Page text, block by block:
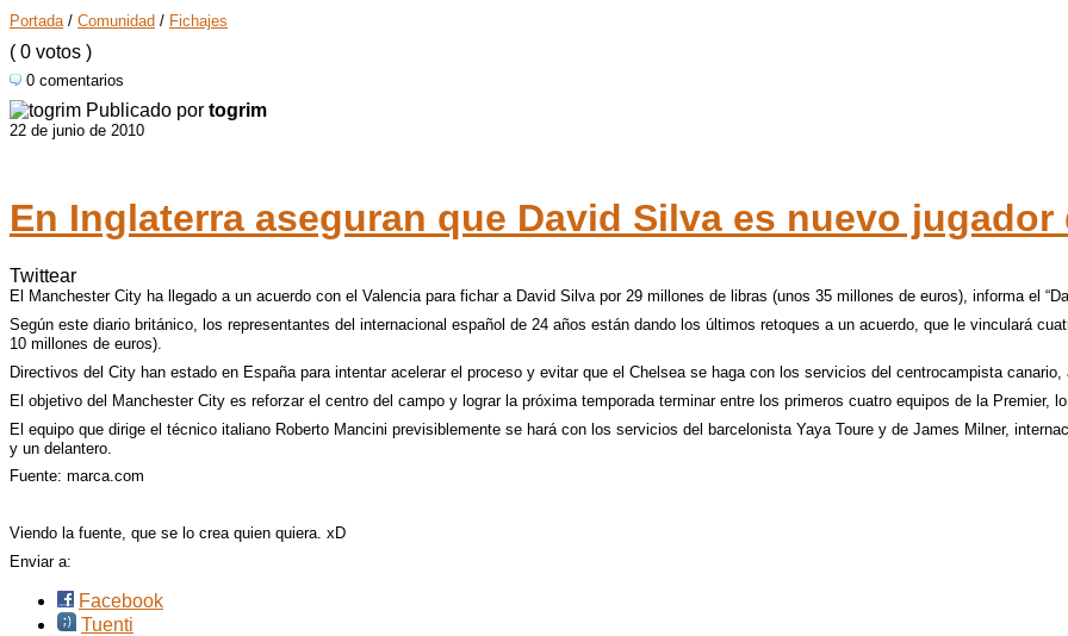
Portada/ Comunidad / Fichajes
( 0 votos )
0 comentarios
Publicado por togrim
22 de junio de 2010
En Inglaterra aseguran que David Silva es nuevo
Twittear
El Manchester City ha llegado a un acuerdo con el Valencia para fichar a David Silva por 29 millones de libras (unos 35 millones de euros), informa el
Según este diario británico, los representantes del internacional español de 24 años están dando los últimos retoques a un acuerdo, que le vinculará
10 millones de euros).
Directivos del City han estado en España para intentar acelerar el proceso y evitar que el Chelsea se haga con los servicios del centrocampista canario,
El objetivo del Manchester City es reforzar el centro del campo y lograr la próxima temporada terminar entre los primeros cuatro equipos de la Premier,
El equipo que dirige el técnico italiano Roberto Mancini previsiblemente se hará con los servicios del barcelonista Yaya Toure y de James Milner,
y un delantero.
Fuente: marca.com
Viendo la fuente, que se lo crea quien quiera. xD
Enviar a:
Facebook
Tuenti